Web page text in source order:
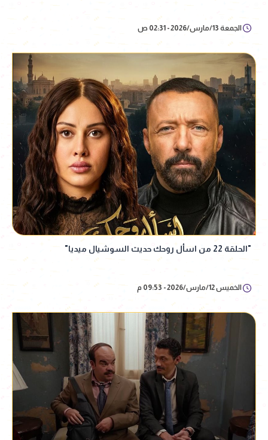
الجمعة 13/مارس/2026 - 02:31 ص
"الحلقة 22 من اسأل روحك حديث السوشيال ميديا"
الخميس 12/مارس/2026 - 09:53 م